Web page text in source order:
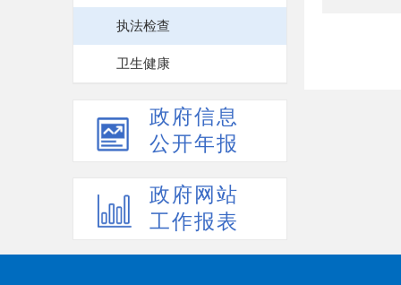
执法检查
卫生健康
政府信息
公开年报
政府网站
工作报表